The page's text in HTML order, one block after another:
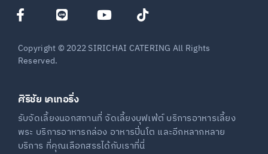
Copyright © 2022 SIRICHAI CATERING All Rights
Reserved.
ศิริชัย เคเทอริ่ง
รับจัดเลี้ยงนอกสถานที่ จัดเลี้ยงบุฟเฟ่ต์ บริการอาหารเลี้ยง
พระ บริการอาหารกล่อง อาหารปิ่นโต และอีกหลากหลาย
บริการ ที่คุณเลือกสรรได้กับเราที่นี่